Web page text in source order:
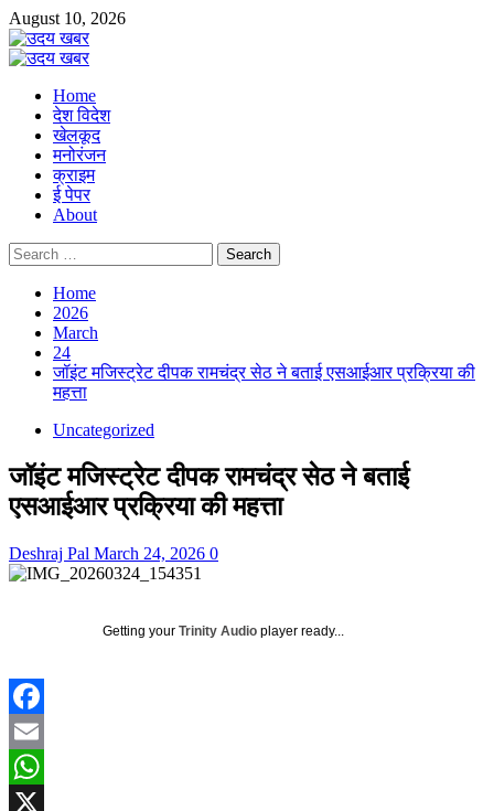
Skip
to
content
August 10, 2026
Primary
Home
देश विदेश
खेलकूद
मनोरंजन
क्राइम
ई पेपर
About
Search
for:
Home
2026
March
24
जॉइंट मजिस्ट्रेट दीपक रामचंद्र सेठ ने बताई एसआईआर प्रक्रिया की
महत्ता
Uncategorized
जॉइंट मजिस्ट्रेट दीपक रामचंद्र सेठ ने बताई
एसआईआर प्रक्रिया की महत्ता
Deshraj Pal March 24, 2026 0
Getting your Trinity Audio player ready...
Facebook
Email
WhatsApp